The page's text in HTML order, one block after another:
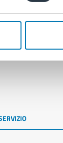
disservizio